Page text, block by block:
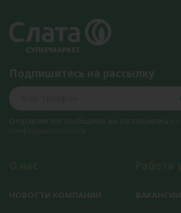
Подпишитесь на рассылку
Отправляя это сообщение, вы соглашаетесь с
НОВОСТИ КОМПАНИИ ВАКАНСИИ